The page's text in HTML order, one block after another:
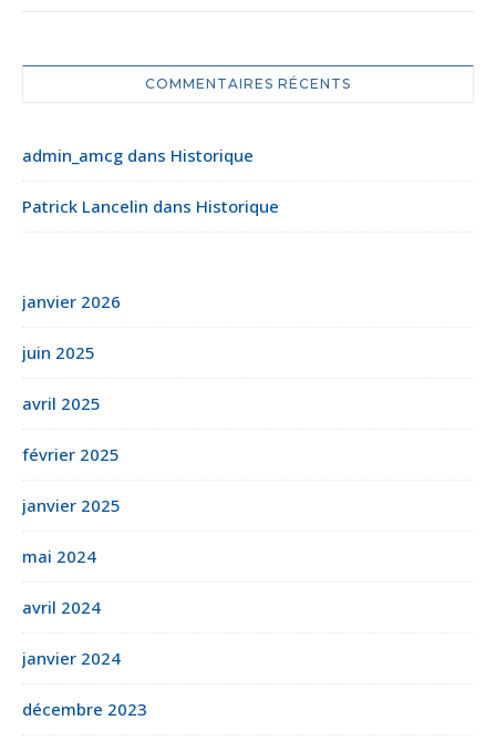
COMMENTAIRES RÉCENTS
admin_amcg dans Historique
Patrick Lancelin dans Historique
janvier 2026
juin 2025
avril 2025
février 2025
janvier 2025
mai 2024
avril 2024
janvier 2024
décembre 2023